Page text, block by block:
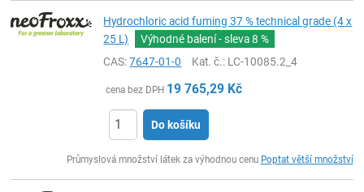
Hydrochloric acid fuming 37 % technical grade (4 x
25 L)
Výhodné balení - sleva8 %
CAS:7647-01-0 Kat. č.: LC-10085.2_4
cena bez DPH 19 765,29 Kč
Do košíku
Průmyslová množství látek za výhodnou cenu Poptat větší množství